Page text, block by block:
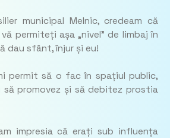
municipal Melnic, credeam că
permiteți așa „nivel” de limbaj în
dau sfânt, înjur și eu!
permit să o fac în spațiul public,
să promovez și să debitez prostia
impresia că erați sub influența